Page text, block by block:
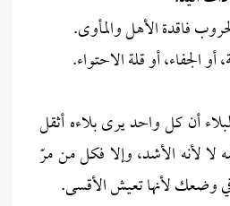
فاقدة الأهل والمأوى.
أو الجفاء، أو قلة الاحتواء.
أن كل واحد يرى بلاءه أثقل
لا لأنه الأشد، وإلا فكل من مرّ
وضعك لأنها تعيش الأقسى.